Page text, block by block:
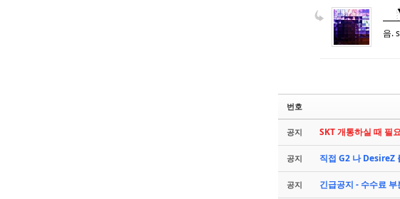
음.
번호
공지 SKT 개통하실 때 필
공지 직접 G2 나 DesireZ
공지 긴급공지 - 수수료